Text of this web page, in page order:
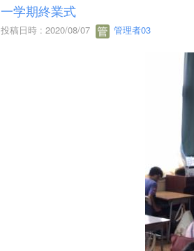
一学期終業式
投稿日時 : 2020/08/07 管理者03